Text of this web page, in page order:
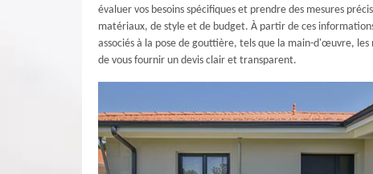
évaluer vos besoins spécifiques et prendre des mesures
matériaux, de style et de budget. À partir de ces
associés à la pose de gouttière, tels que la main-d'œuvre,
de vous fournir un devis clair et transparent.